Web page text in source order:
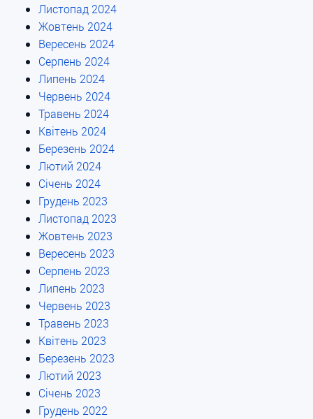
Листопад 2024
Жовтень 2024
Вересень 2024
Серпень 2024
Липень 2024
Червень 2024
Травень 2024
Квітень 2024
Березень 2024
Лютий 2024
Січень 2024
Грудень 2023
Листопад 2023
Жовтень 2023
Вересень 2023
Серпень 2023
Липень 2023
Червень 2023
Травень 2023
Квітень 2023
Березень 2023
Лютий 2023
Січень 2023
Грудень 2022